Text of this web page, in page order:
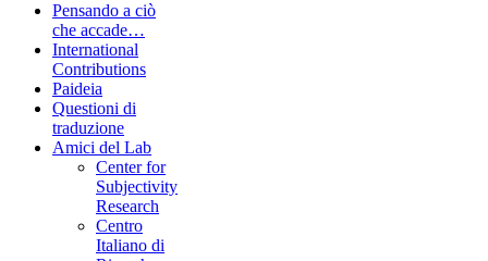
Pensando a ciò
che accade…
International
Contributions
Paideia
Questioni di
traduzione
Amici del Lab
Center for
Subjectivity
Research
Centro
Italiano di